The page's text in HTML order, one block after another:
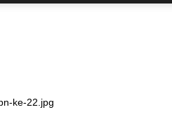
ke-22.jpg